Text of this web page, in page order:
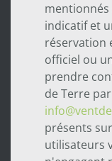
indicatif et
réservation
officiel ou
prendre
de Terre
présents
utilisateurs